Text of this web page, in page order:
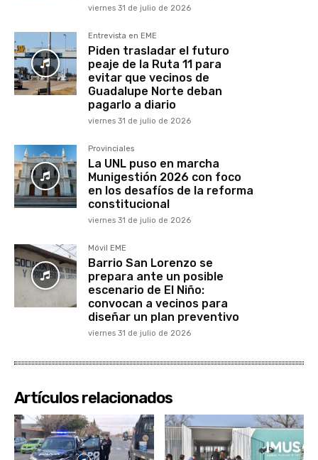
viernes 31 de julio de 2026
Entrevista en EME
Piden trasladar el futuro
peaje de la Ruta 11 para
evitar que vecinos de
Guadalupe Norte deban
pagarlo a diario
viernes 31 de julio de 2026
Provinciales
La UNL puso en marcha
Munigestión 2026 con foco
en los desafíos de la reforma
constitucional
viernes 31 de julio de 2026
Móvil EME
Barrio San Lorenzo se
prepara ante un posible
escenario de El Niño:
convocan a vecinos para
diseñar un plan preventivo
viernes 31 de julio de 2026
Artículos relacionados